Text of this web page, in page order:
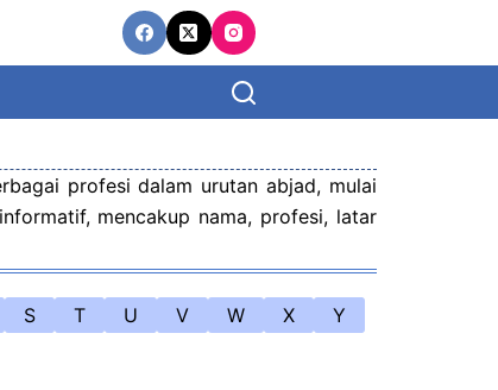
profesi dalam urutan abjad, mulai
mencakup nama, profesi, latar
S T U V W X
Y